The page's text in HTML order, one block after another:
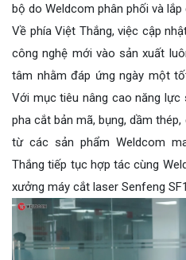
bộ do Weldcom phân phối và lắp
Về phía Việt Thắng, việc cập
công nghệ mới vào sản xuất
tâm nhằm đáp ứng ngày một
Với mục tiêu nâng cao năng
pha cắt bản mã, bụng, dầm
từ các sản phẩm Weldcom
Thắng tiếp tục hợp tác cùng
xưởng máy cắt laser Senfeng